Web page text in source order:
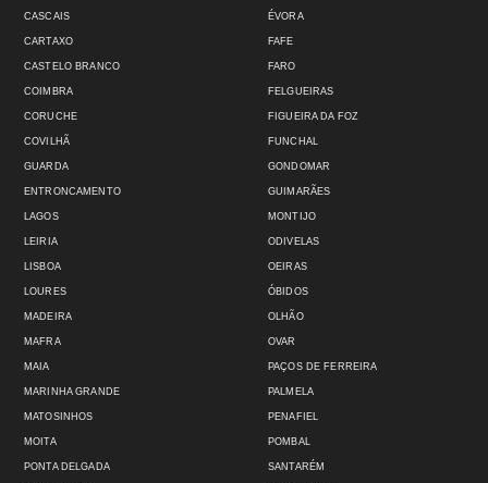
CASCAIS
CARTAXO
CASTELO BRANCO
COIMBRA
CORUCHE
COVILHÃ
GUARDA
ENTRONCAMENTO
ÉVORA
FAFE
FARO
FELGUEIRAS
FIGUEIRA DA FOZ
FUNCHAL
GONDOMAR
GUIMARÃES
LAGOS
LEIRIA
LISBOA
LOURES
MADEIRA
MAFRA
MAIA
MARINHA GRANDE
MATOSINHOS
MOITA
MONTIJO
ODIVELAS
OEIRAS
ÓBIDOS
OLHÃO
OVAR
PAÇOS DE FERREIRA
PALMELA
PENAFIEL
POMBAL
PONTA DELGADA SANTARÉM